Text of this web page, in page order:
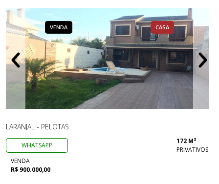
VENDA CASA
LARANJAL - PELOTAS
WHATSAPP
172 M²
PRIVATIVOS
VENDA
R$ 900.000,00